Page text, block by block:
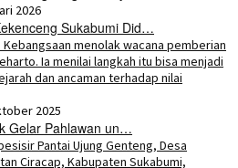
2026
Sukabumi Did…
2025
Gelar Pahlawan un…